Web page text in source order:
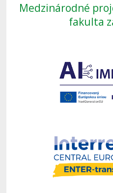
Medzinárodné
fakulta